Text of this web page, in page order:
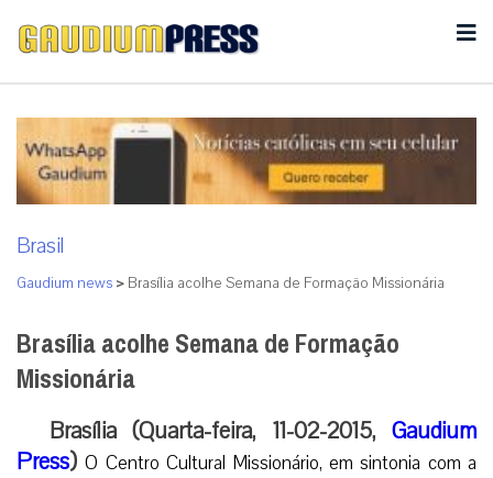
Brasil
Gaudium news > Brasília acolhe Semana de Formação Missionária
Brasília acolhe Semana de Formação
Missionária
Brasília (Quarta-feira, 11-02-2015, Gaudium
Press)O Centro Cultural Missionário, em sintonia com a